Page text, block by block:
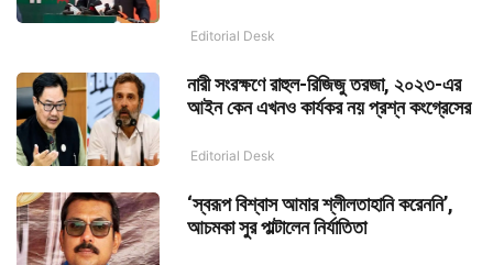
Editorial Desk
নারী সংরক্ষণে রাহুল-রিজিজু তরজা, ২০২৩-এর
আইন কেন এখনও কার্যকর নয় প্রশ্ন কংগ্রেসের
Editorial Desk
‘স্বরূপ বিশ্বাস আমার শ্লীলতাহানি করেননি’,
আচমকা সুর পাল্টালেন নির্যাতিতা